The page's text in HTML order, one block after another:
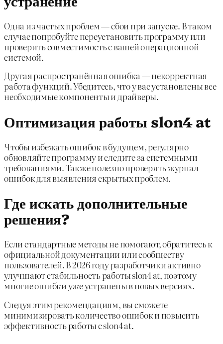
Одна из частых проблем — сбои при запуске. В таком
случае попробуйте переустановить программу или
проверить совместимость с вашей операционной
системой.
Другая распространённая ошибка — некорректная
работа функций. Убедитесь, что у вас установлены все
необходимые компоненты и драйверы.
Оптимизация работы slon4 at
Чтобы избежать ошибок в будущем, регулярно
обновляйте программу и следите за системными
требованиями. Также полезно проверять журнал
ошибок для выявления скрытых проблем.
Где искать дополнительные
решения?
Если стандартные методы не помогают, обратитесь к
официальной документации или сообществу
пользователей. В 2026 году разработчики активно
улучшают стабильность работы slon4 at, поэтому
многие ошибки уже устранены в новых версиях.
Следуя этим рекомендациям, вы сможете
минимизировать количество ошибок и повысить
эффективность работы с slon4 at.